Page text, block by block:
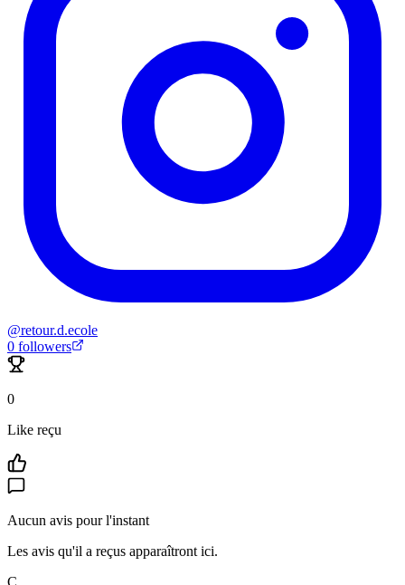
@retour.d.ecole
0 followers
0
Like reçu
Aucun avis pour l'instant
Les avis qu'il a reçus apparaîtront ici.